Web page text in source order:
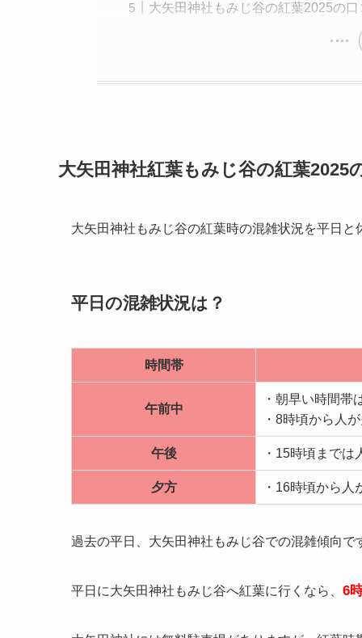
大矢田神社もみじ谷の紅葉2025の
大矢田神社紅葉もみじ谷の紅葉2025
大矢田神社もみじ谷の紅葉時の混雑状況を平日
平日の混雑状況は？
時間帯
午前中
・朝早い時間帯
・8時頃から人
午後 ・15時頃までは
夕方 ・16時頃から人
過去の平日、大矢田神社もみじ谷での混雑傾向で
平日に大矢田神社もみじ谷へ紅葉に行くなら、 6